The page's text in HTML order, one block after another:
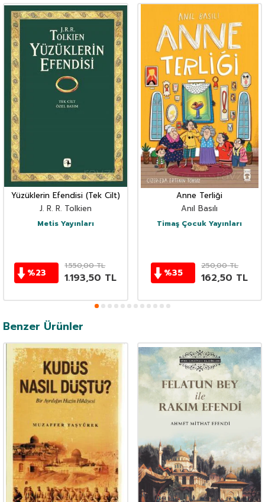
Yüzüklerin Efendisi (Tek Cilt)
J. R. R. Tolkien
Metis Yayınları
%23
1.550,00TL
1.193,50 TL
Anne Terliği
Anıl Basılı
Timaş Çocuk Yayınları
%35
250,00TL
162,50 TL
Benzer Ürünler